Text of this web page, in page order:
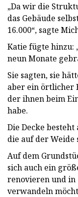
„Da wir die
das Gebäude
16.000“, sagte
Katie fügte hinzu:
neun Monate
Sie sagten, sie
aber ein örtlicher
der ihnen beim
habe.
Die Decke besteht
die auf der Weide
Auf dem
sich auch ein
renovieren und in
verwandeln